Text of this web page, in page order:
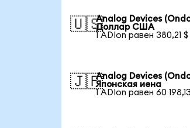
🇺🇸Analog Devices
Доллар США
1 ADIon равен 380,21 $
🇯🇵Analog Devices
Японская иена
1 ADIon равен 60